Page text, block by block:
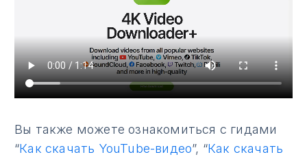
Вы также можете ознакомиться с гидами
“Как скачать YouTube-видео”, “Как скачать